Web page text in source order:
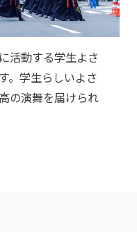
活動する学生よさ
。学生らしいよさ
の演舞を届けられ